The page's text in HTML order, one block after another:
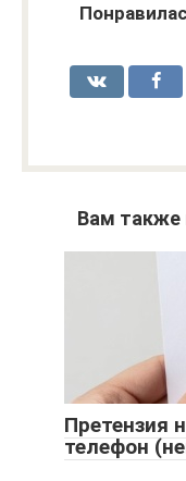
Вам также
Претензия
телефон